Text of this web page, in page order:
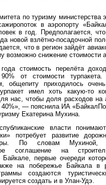
по туризму министерства
в аэропорту
в год. Предполагается,
новой взлётно-посадочной
что в регион зайдёт
возможно снижение стоимости
стоимость перелёта
от стоимости
общепиту приходилось
имел хоть какую-то
нас, чтобы доля расходов на
— пояснила ИА
Екатерина Мухина.
власти
потребует развитие
По словам Мухиной,
соглашение на
Байкале, первые очереди
на побережье Байкала в
создаются
создать и в Улан-Удэ.